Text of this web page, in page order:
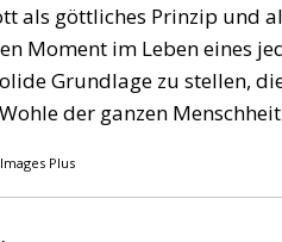
als göttliches Prinzip und
Moment im Leben eines
Grundlage zu stellen,
der ganzen
Plus